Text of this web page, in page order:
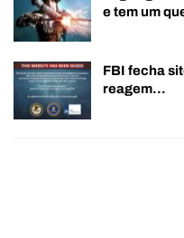
e tem um
FBI fecha
reagem…